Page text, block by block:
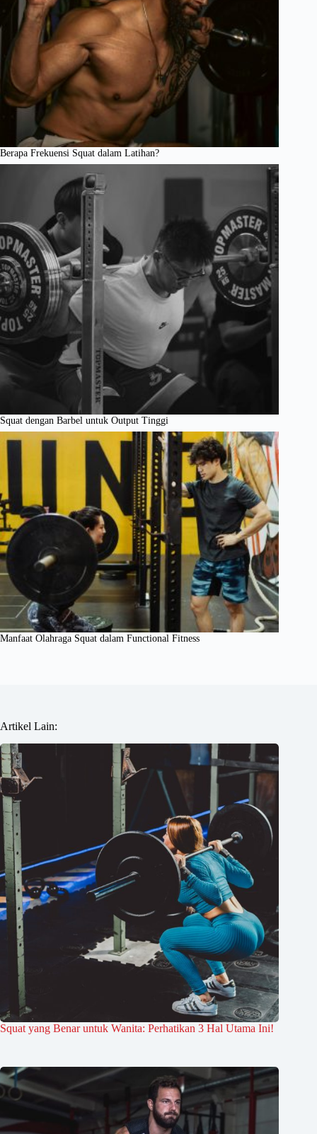
Berapa Frekuensi Squat dalam Latihan?
Squat dengan Barbel untuk Output Tinggi
Manfaat Olahraga Squat dalam Functional Fitness
Artikel Lain:
Squat yang Benar untuk Wanita: Perhatikan 3 Hal Utama Ini!